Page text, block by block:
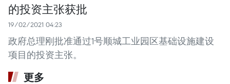
的投资主张获批
19/02/2021 04:23
政府总理刚批准通过1号顺城工业园区基础设施建设
项目的投资主张。
更多